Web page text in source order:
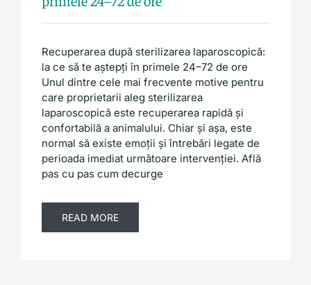
Recuperarea după sterilizarea laparoscopică:
la ce să te aștepți în primele 24–72 de ore
Unul dintre cele mai frecvente motive pentru
care proprietarii aleg sterilizarea
laparoscopică este recuperarea rapidă și
confortabilă a animalului. Chiar și așa, este
normal să existe emoții și întrebări legate de
perioada imediat următoare intervenției. Află
pas cu pas cum decurge
READ MORE